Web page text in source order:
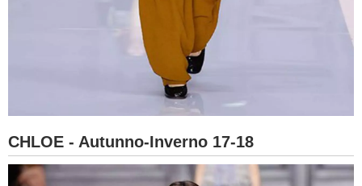
CHLOE - Autunno-Inverno 17-18